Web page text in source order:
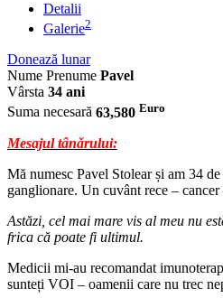
Detalii
Galerie2
Donează lunar
Nume Prenume Pavel
Vârsta 34 ani
Suma necesară 63,580 Euro
Mesajul tânǎrului:
Mă numesc Pavel Stolear și am 34
ganglionare. Un cuvânt rece –
Astăzi, cel mai mare vis al meu nu
frica că poate fi ultimul.
Medicii mi-au recomandat
sunteți VOI – oamenii care nu trec